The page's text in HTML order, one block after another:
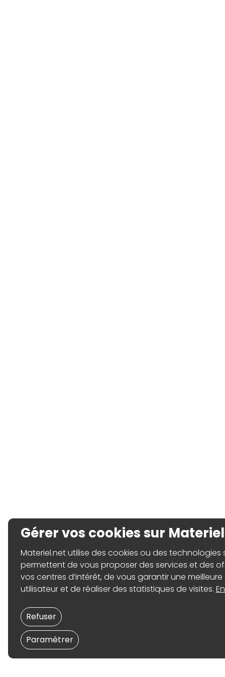
Gérer vos cookies sur
Materiel.net utilise des cookies ou des technologies
permettent de vous proposer des services et des
vos centres d’intérêt, de vous garantir une
utilisateur et de réaliser des statistiques de visites.
Paramétrer
Refuser